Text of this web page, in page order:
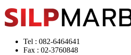
Tel : 082-6464641
Fax : 02-3760848